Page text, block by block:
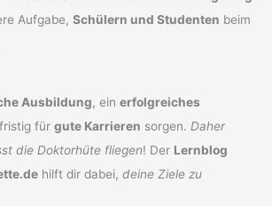
Aufgabe,Schülern und Studenten beim
Ausbildung, einerfolgreiches
fürgute Karrieren sorgen. Daher
die Doktorhüte fliegen! Der Lernblog
hilft dir dabei,deine Ziele zu